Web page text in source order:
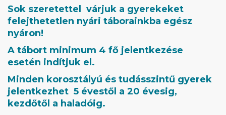
Sok szeretettel várjuk a gyerekeket
felejthetetlen nyári táborainkba egész
nyáron!
A tábort minimum 4 fő jelentkezése
esetén indítjuk el.
Minden korosztályú és tudásszintű gyerek
jelentkezhet 5 évestől a 20 évesig,
kezdőtől a haladóig.